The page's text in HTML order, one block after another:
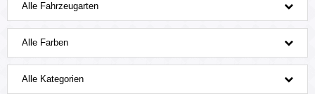
Service & Zubehör
Alle Fahrzeugarten
Alle Farben
Alle Kategorien